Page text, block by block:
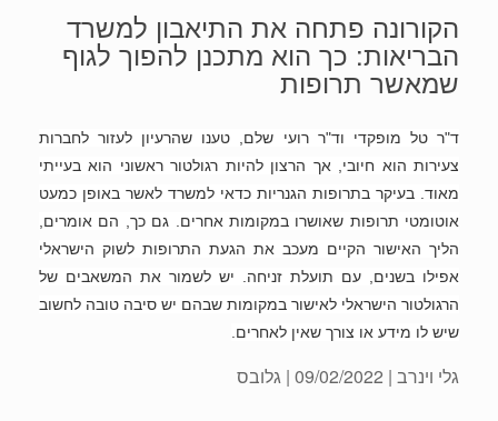
הקורונה פתחה את התיאבון למשרד
הבריאות: כך הוא מתכנן להפוך לגוף
שמאשר תרופות
ד"ר טל מופקדי וד"ר רועי שלם, טענו שהרעיון לעזור לחברות
צעירות הוא חיובי, אך הרצון להיות רגולטור ראשוני הוא בעייתי
מאוד. בעיקר בתרופות הגנריות כדאי למשרד לאשר באופן כמעט
אוטומטי תרופות שאושרו במקומות אחרים. גם כך, הם אומרים,
הליך האישור הקיים מעכב את הגעת התרופות לשוק הישראלי
אפילו בשנים, עם תועלת זניחה. יש לשמור את המשאבים של
הרגולטור הישראלי לאישור במקומות שבהם יש סיבה טובה לחשוב
שיש לו מידע או צורך שאין לאחרים.
גלי וינרב | 09/02/2022 | גלובס